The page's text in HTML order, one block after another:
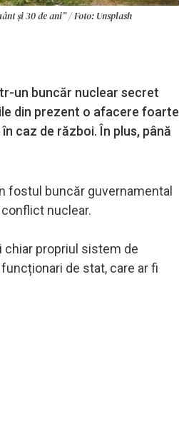
și 30 de ani” / Foto: Unsplash
un buncăr nuclear secret
din prezent o afacere foarte
caz de război. În plus, până
fostul buncăr guvernamental
nuclear.
chiar propriul sistem de
de stat, care ar fi